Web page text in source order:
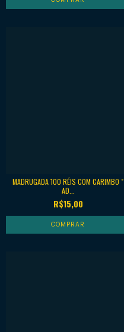
MADRUGADA 100 RÉIS COM CARIMBO "
AD...
R$15,00